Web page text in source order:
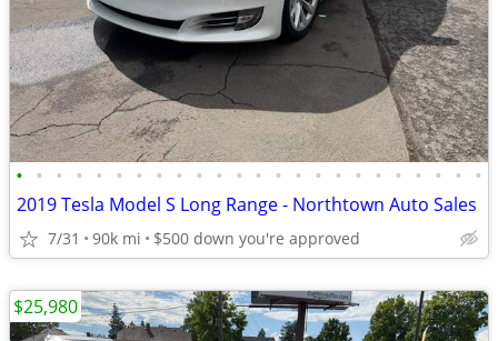
• • • • • • • • • • • • • • • • • • • • • • • •
2019 Tesla Model S Long Range - Northtown Auto Sales
7/31 90k mi $500 down you're approved
$25,980